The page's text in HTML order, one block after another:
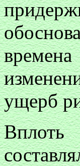
ущерб